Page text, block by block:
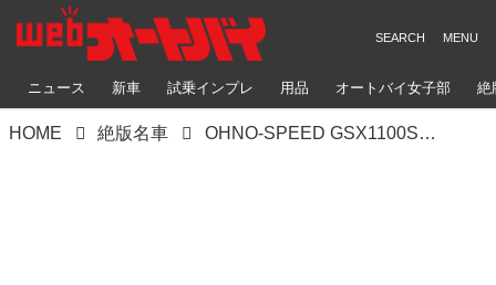
ニュース 新車 試乗インプレ 用品 オートバイ女子部 絶
HOME 絶版名車 OHNO-SPEED GSX1100S（スズキ GSX1100S）ファイナルベースのボルトオンパーツ吟味･検証用車両【Heritage&Legends】